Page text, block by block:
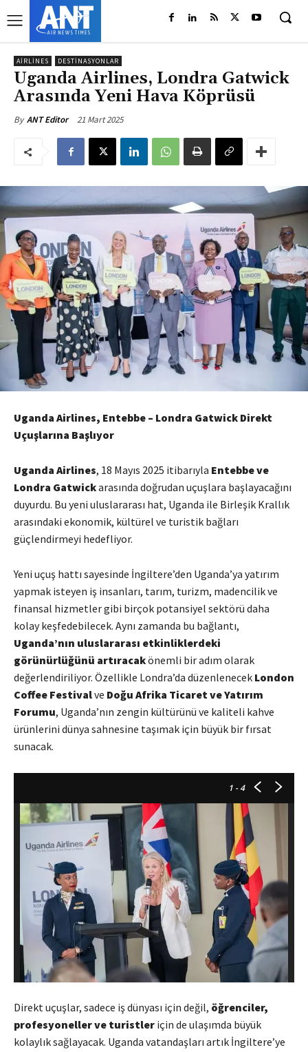
AIRLINES DESTINASYONLAR
Uganda Airlines, Londra Gatwick
Arasında Yeni Hava Köprüsü
By ANT Editor 21 Mart 2025
Uganda Airlines, Entebbe – Londra Gatwick Direkt
Uçuşlarına Başlıyor
Uganda Airlines, 18 Mayıs 2025 itibarıyla Entebbe ve
Londra Gatwickarasında doğrudan uçuşlara başlayacağını
duyurdu. Bu yeni uluslararası hat, Uganda ile Birleşik Krallık
arasındaki ekonomik, kültürel ve turistik bağları
güçlendirmeyi hedefliyor.
Yeni uçuş hattı sayesinde İngiltere’den Uganda’ya yatırım
yapmak isteyen iş insanları, tarım, turizm, madencilik ve
finansal hizmetler gibi birçok potansiyel sektörü daha
kolay keşfedebilecek. Aynı zamanda bu bağlantı,
Uganda’nın uluslararası etkinliklerdeki
görünürlüğünü artıracakönemli bir adım olarak
değerlendiriliyor. Özellikle Londra’da düzenlenecek London
Coffee Festivalve Doğu Afrika Ticaret ve Yatırım
Forumu, Uganda’nın zengin kültürünü ve kaliteli kahve
ürünlerini dünya sahnesine taşımak için büyük bir fırsat
sunacak.
1 - 4
Direkt uçuşlar, sadece iş dünyası için değil, öğrenciler,
profesyoneller ve turistler için de ulaşımda büyük
kolaylık sağlayacak. Uganda vatandaşları artık İngiltere’ye